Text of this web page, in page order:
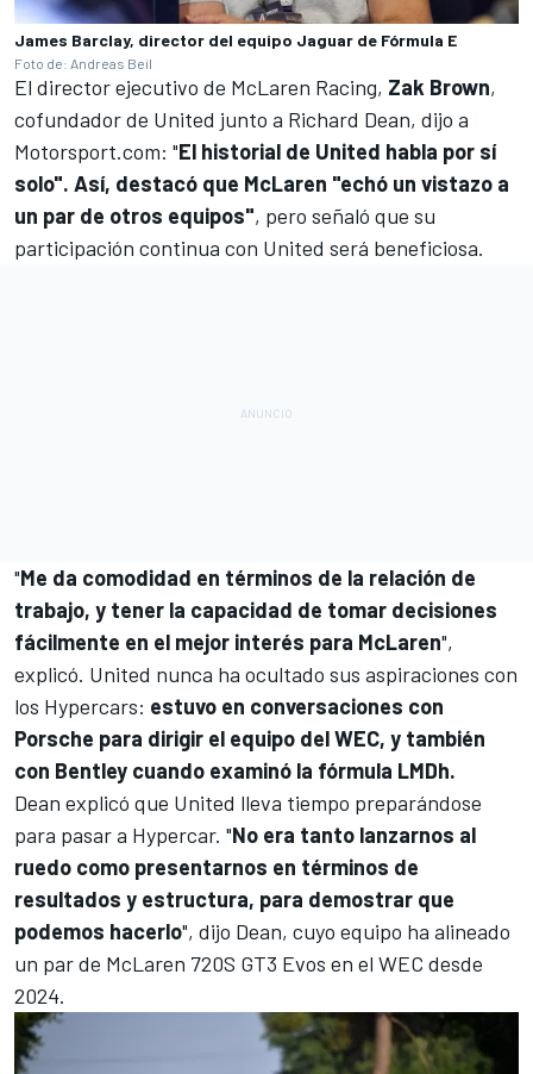
James Barclay, director del equipo Jaguar de Fórmula E
Foto de: Andreas Beil
El director ejecutivo de McLaren Racing, Zak Brown,
cofundador de United junto a Richard Dean, dijo a
Motorsport.com: "El historial de United habla por sí
solo". Así, destacó que McLaren "echó un vistazo a
un par de otros equipos", pero señaló que su
participación continua con United será beneficiosa.
"Me da comodidad en términos de la relación de
trabajo, y tener la capacidad de tomar decisiones
fácilmente en el mejor interés para McLaren",
explicó. United nunca ha ocultado sus aspiraciones con
los Hypercars: estuvo en conversaciones con
Porsche para dirigir el equipo del WEC, y también
con Bentley cuando examinó la fórmula LMDh.
Dean explicó que United lleva tiempo preparándose
para pasar a Hypercar. "No era tanto lanzarnos al
ruedo como presentarnos en términos de
resultados y estructura, para demostrar que
podemos hacerlo", dijo Dean, cuyo equipo ha alineado
un par de McLaren 720S GT3 Evos en el WEC desde
2024.